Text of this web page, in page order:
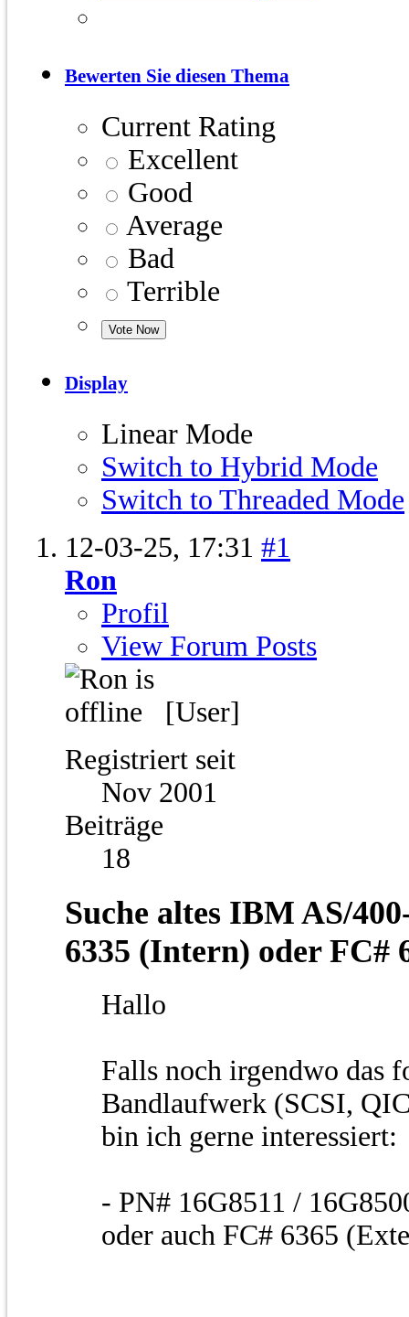
Bewerten Sie diesen Thema
Current Rating
Excellent
Good
Average
Bad
Terrible
Display
Linear Mode
Switch to Hybrid Mode
Switch to Threaded Mode
12-03-25, 17:31 #1
Ron
Profil
View Forum Posts
[User]
Registriert seit
Nov 2001
Beiträge
18
Suche altes IBM AS/
6335 (Intern) oder FC#
Hallo
Falls noch irgendwo das
Bandlaufwerk (SCSI,
bin ich gerne interessiert:
- PN# 16G8511 /
oder auch FC# 6365